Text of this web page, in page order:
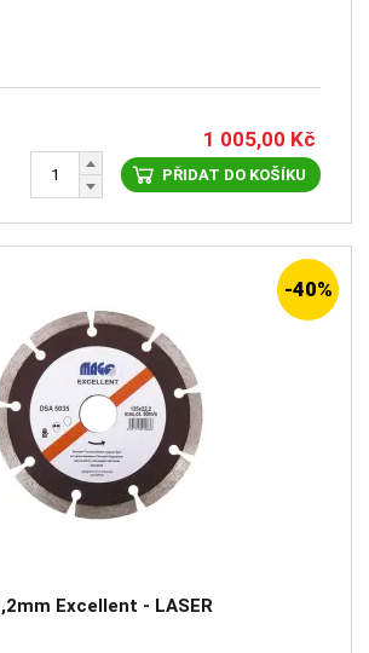
1 005,00 Kč
PŘIDAT DO KOŠÍKU
-40%
Excellent - LASER